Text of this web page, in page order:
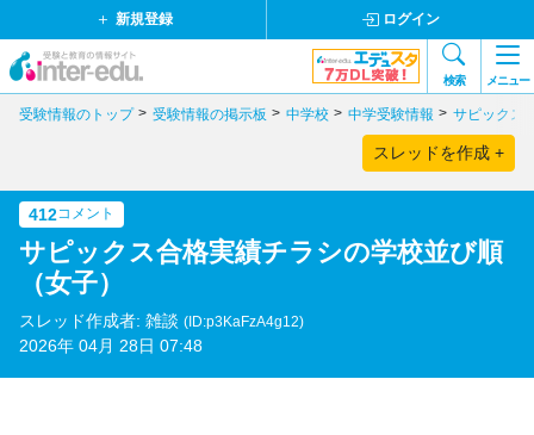
新規登録 ログイン
検索 メニュー
受験情報のトップ 受験情報の掲示板 中学校 中学受験情報 サピックス
スレッドを作成 +
412コメント
サピックス合格実績チラシの学校並び順
（女子）
スレッド作成者: 雑談 (ID:p3KaFzA4g12)
2026年 04月 28日 07:48